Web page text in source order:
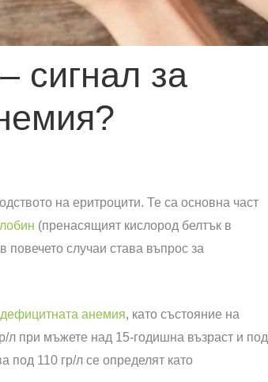
сигнал за
на еритроцити. Те са основна част
(пренасящият кислород белтък в
повечето случаи става въпрос за
анемия, като състояние на
л при мъжете над 15-годишна възраст и под
под 110 гр/л се определят като